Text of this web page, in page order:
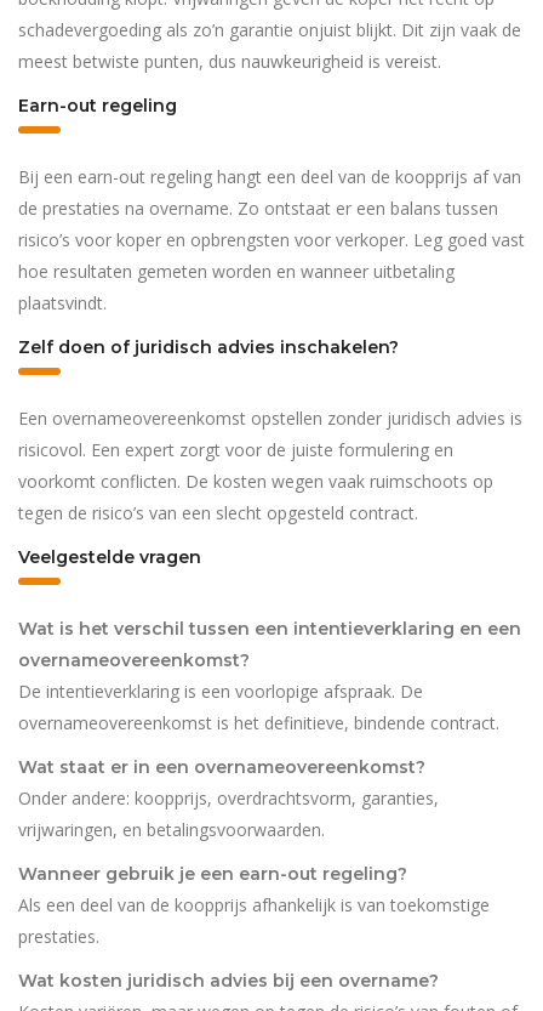
schadevergoeding als zo’n garantie onjuist blijkt. Dit zijn vaak de
meest betwiste punten, dus nauwkeurigheid is vereist.
Earn-out regeling
Bij een earn-out regeling hangt een deel van de koopprijs af van
de prestaties na overname. Zo ontstaat er een balans tussen
risico’s voor koper en opbrengsten voor verkoper. Leg goed vast
hoe resultaten gemeten worden en wanneer uitbetaling
plaatsvindt.
Zelf doen of juridisch advies inschakelen?
Een overnameovereenkomst opstellen zonder juridisch advies is
risicovol. Een expert zorgt voor de juiste formulering en
voorkomt conflicten. De kosten wegen vaak ruimschoots op
tegen de risico’s van een slecht opgesteld contract.
Veelgestelde vragen
Wat is het verschil tussen een intentieverklaring en een
overnameovereenkomst?
De intentieverklaring is een voorlopige afspraak. De
overnameovereenkomst is het definitieve, bindende contract.
Wat staat er in een overnameovereenkomst?
Onder andere: koopprijs, overdrachtsvorm, garanties,
vrijwaringen, en betalingsvoorwaarden.
Wanneer gebruik je een earn-out regeling?
Als een deel van de koopprijs afhankelijk is van toekomstige
prestaties.
Wat kosten juridisch advies bij een overname?